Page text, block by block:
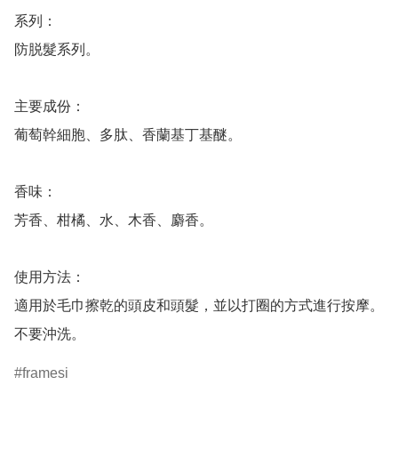
系列：
防脱髮系列。
主要成份：
葡萄幹細胞、多肽、香蘭基丁基醚。
香味：
芳香、柑橘、水、木香、麝香。
使用方法：
適用於毛巾擦乾的頭皮和頭髮，並以打圈的方式進行按摩。
不要沖洗。
framesi